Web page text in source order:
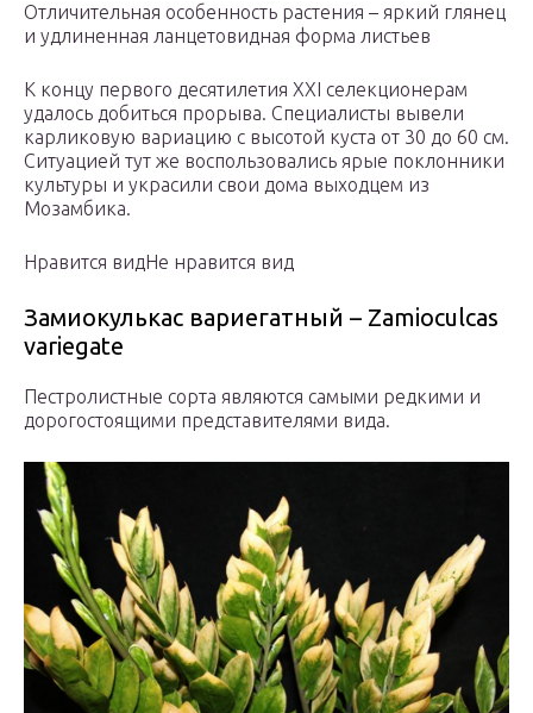
Отличительная особенность растения – яркий глянец
и удлиненная ланцетовидная форма листьев
К концу первого десятилетия XXI селекционерам
удалось добиться прорыва. Специалисты вывели
карликовую вариацию с высотой куста от 30 до 60 см.
Ситуацией тут же воспользовались ярые поклонники
культуры и украсили свои дома выходцем из
Мозамбика.
Нравится видНе нравится вид
Замиокулькас вариегатный – Zamioculcas
variegate
Пестролистные сорта являются самыми редкими и
дорогостоящими представителями вида.